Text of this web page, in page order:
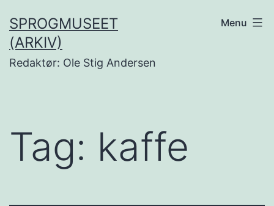
til
indhold
SPROGMUSEET
(ARKIV)
Redaktør: Ole Stig Andersen
Menu
Tag: kaffe